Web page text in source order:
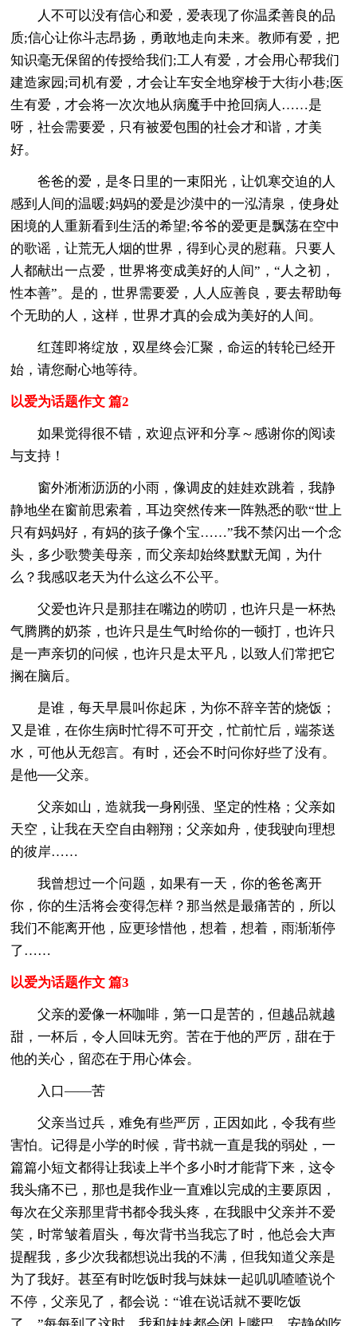
人不可以没有信心和爱，爱表现了你温柔善良的品
质;信心让你斗志昂扬，勇敢地走向未来。教师有爱，把
知识毫无保留的传授给我们;工人有爱，才会用心帮我们
建造家园;司机有爱，才会让车安全地穿梭于大街小巷;医
生有爱，才会将一次次地从病魔手中抢回病人……是
呀，社会需要爱，只有被爱包围的社会才和谐，才美
好。
爸爸的爱，是冬日里的一束阳光，让饥寒交迫的人
感到人间的温暖;妈妈的爱是沙漠中的一泓清泉，使身处
困境的人重新看到生活的希望;爷爷的爱更是飘荡在空中
的歌谣，让荒无人烟的世界，得到心灵的慰藉。只要人
人都献出一点爱，世界将变成美好的人间”，“人之初，
性本善”。是的，世界需要爱，人人应善良，要去帮助每
个无助的人，这样，世界才真的会成为美好的人间。
红莲即将绽放，双星终会汇聚，命运的转轮已经开
始，请您耐心地等待。
以爱为话题作文 篇2
如果觉得很不错，欢迎点评和分享～感谢你的阅读
与支持！
窗外淅淅沥沥的小雨，像调皮的娃娃欢跳着，我静
静地坐在窗前思索着，耳边突然传来一阵熟悉的歌“世上
只有妈妈好，有妈的孩子像个宝……”我不禁闪出一个念
头，多少歌赞美母亲，而父亲却始终默默无闻，为什
么？我感叹老天为什么这么不公平。
父爱也许只是那挂在嘴边的唠叨，也许只是一杯热
气腾腾的奶茶，也许只是生气时给你的一顿打，也许只
是一声亲切的问候，也许只是太平凡，以致人们常把它
搁在脑后。
是谁，每天早晨叫你起床，为你不辞辛苦的烧饭；
又是谁，在你生病时忙得不可开交，忙前忙后，端茶送
水，可他从无怨言。有时，还会不时问你好些了没有。
是他──父亲。
父亲如山，造就我一身刚强、坚定的性格；父亲如
天空，让我在天空自由翱翔；父亲如舟，使我驶向理想
的彼岸……
我曾想过一个问题，如果有一天，你的爸爸离开
你，你的生活将会变得怎样？那当然是最痛苦的，所以
我们不能离开他，应更珍惜他，想着，想着，雨渐渐停
了……
以爱为话题作文 篇3
父亲的爱像一杯咖啡，第一口是苦的，但越品就越
甜，一杯后，令人回味无穷。苦在于他的严厉，甜在于
他的关心，留恋在于用心体会。
入口――苦
父亲当过兵，难免有些严厉，正因如此，令我有些
害怕。记得是小学的时候，背书就一直是我的弱处，一
篇篇小短文都得让我读上半个多小时才能背下来，这令
我头痛不已，那也是我作业一直难以完成的主要原因，
每次在父亲那里背书都令我头疼，在我眼中父亲并不爱
笑，时常皱着眉头，每次背书当我忘了时，他总会大声
提醒我，多少次我都想说出我的不满，但我知道父亲是
为了我好。甚至有时吃饭时我与妹妹一起叽叽喳喳说个
不停，父亲见了，都会说：“谁在说话就不要吃饭